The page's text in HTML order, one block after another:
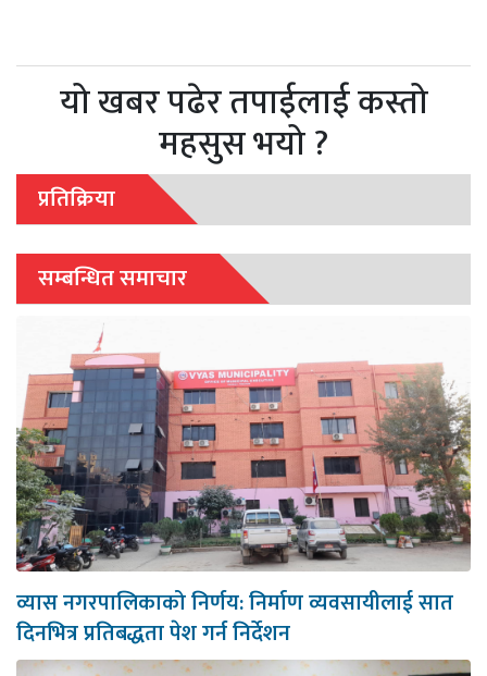
यो खबर पढेर तपाईलाई कस्तो
महसुस भयो ?
प्रतिक्रिया
सम्बन्धित समाचार
व्यास नगरपालिकाको निर्णय: निर्माण व्यवसायीलाई सात
दिनभित्र प्रतिबद्धता पेश गर्न निर्देशन